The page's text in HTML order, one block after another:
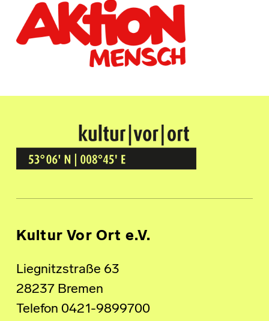
Kultur Vor Ort
BREMEN GRÖPELINGEN
Kultur Vor Ort e.V.
Liegnitzstraße 63
28237 Bremen
Telefon 0421-9899700